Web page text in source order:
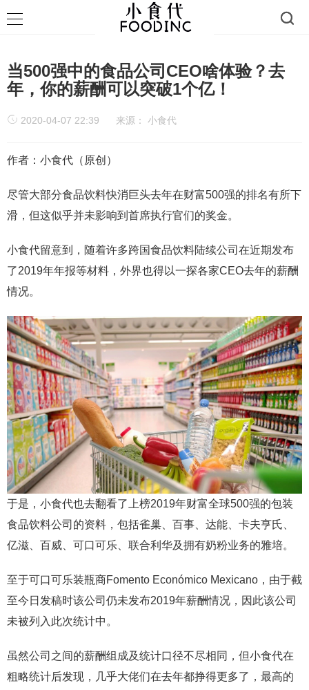
当500强中的食品公司CEO啥体验？去
年，你的薪酬可以突破1个亿！
2020-04-07 22:39 来源： 小食代
作者：小食代（原创）
尽管大部分食品饮料快消巨头去年在财富500强的排名有所下
滑，但这似乎并未影响到首席执行官们的奖金。
小食代留意到，随着许多跨国食品饮料陆续公司在近期发布
了2019年年报等材料，外界也得以一探各家CEO去年的薪酬
情况。
于是，小食代也去翻看了上榜2019年财富全球500强的包装
食品饮料公司的资料，包括雀巢、百事、达能、卡夫亨氏、
亿滋、百威、可口可乐、联合利华及拥有奶粉业务的雅培。
至于可口可乐装瓶商Fomento Económico Mexicano，由于截
至今日发稿时该公司仍未发布2019年薪酬情况，因此该公司
未被列入此次统计中。
虽然公司之间的薪酬组成及统计口径不尽相同，但小食代在
粗略统计后发现，几乎大佬们在去年都挣得更多了，最高的